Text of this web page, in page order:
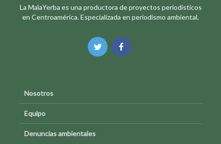
La MalaYerba es una productora de proyectos periodísticos
en Centroamérica. Especializada en periodismo ambiental.
Nosotros
Equipo
Denuncias ambientales